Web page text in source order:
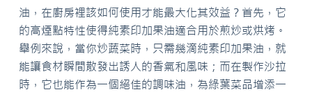
油，在廚房裡該如何使用才能最大化其效益？首先，它
的高煙點特性使得純素印加果油適合用於煎炒或烘烤。
舉例來說，當你炒蔬菜時，只需幾滴純素印加果油，就
能讓食材瞬間散發出誘人的香氣和風味；而在製作沙拉
時，它也能作為一個絕佳的調味油，為綠葉菜品增添一